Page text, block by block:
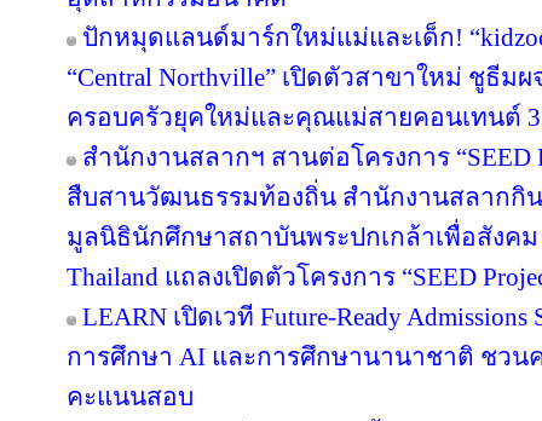
ปักหมุดแลนด์มาร์กใหม่แม่และเด็ก!
“Central Northville” เปิดตัวสาขาใหม่ ชูธีม
ครอบครัวยุคใหม่และคุณแม่สายคอนเทนต์
สำนักงานสลากฯ สานต่อโครงการ “SEED
สืบสานวัฒนธรรมท้องถิ่น สำนักงานสลากกิน
มูลนิธินักศึกษาสถาบันพระปกเกล้าเพื่อสังคม
Thailand แถลงเปิดตัวโครงการ “SEED
LEARN เปิดเวที Future-Ready
การศึกษา AI และการศึกษานานาชาติ ชวน
คะแนนสอบ